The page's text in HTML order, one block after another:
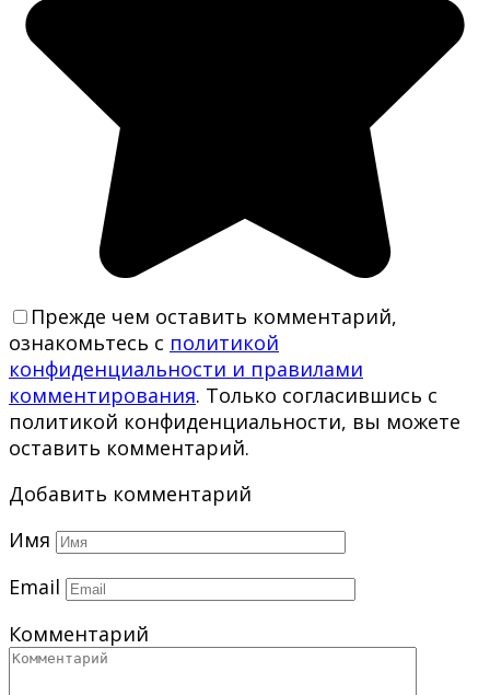
Прежде чем оставить комментарий,
ознакомьтесь с политикой
конфиденциальности и правилами
комментирования. Только согласившись с
политикой конфиденциальности, вы можете
оставить комментарий.
Добавить комментарий
Имя
Email
Комментарий